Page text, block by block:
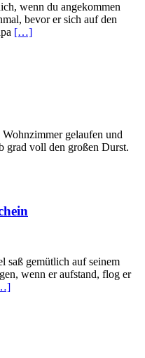
wenn du angekommen
bevor er sich auf den
[…]
gelaufen und
grad voll den großen Durst.
saß gemütlich auf seinem
wenn er aufstand, flog er